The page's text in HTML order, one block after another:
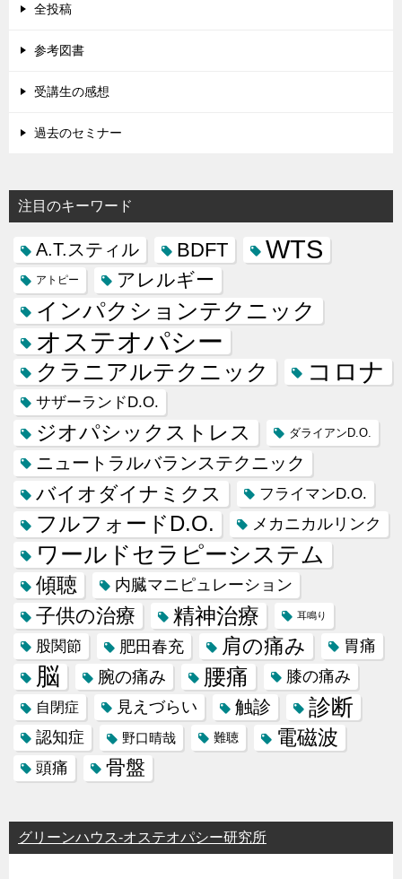
全投稿
参考図書
受講生の感想
過去のセミナー
注目のキーワード
A.T.スティル BDFT WTS
アトピー アレルギー
インパクションテクニック
オステオパシー
クラニアルテクニック コロナ
サザーランドD.O.
ジオパシックストレス ダライアンD.O.
ニュートラルバランステクニック
バイオダイナミクス フライマンD.O.
フルフォードD.O. メカニカルリンク
ワールドセラピーシステム
傾聴 内臓マニピュレーション
子供の治療 精神治療 耳鳴り
股関節 肥田春充 肩の痛み 胃痛
脳 腕の痛み 腰痛 膝の痛み
自閉症 見えづらい 触診 診断
認知症 野口晴哉 難聴 電磁波
頭痛 骨盤
グリーンハウス-オステオパシー研究所